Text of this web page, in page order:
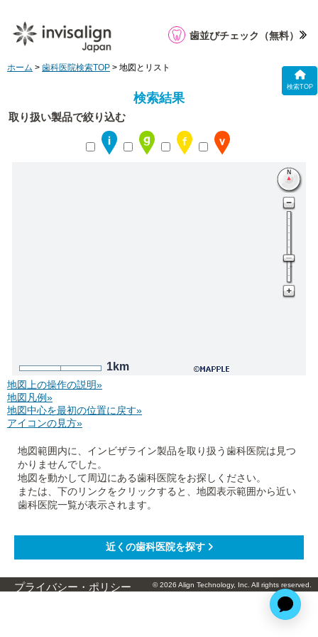
検索TOP
歯並びチェック （無料）
ホーム > 歯科医院検索TOP > 地図とリスト
検索結果
取り扱い製品で絞り込む
1km
地図上の操作の説明»
地図凡例»
地図中心を最初の位置に戻す»
アイコンの見方»
地図範囲内に、インビザライン製品を取り扱う歯科医院は見つ
かりませんでした。
地図を動かして周辺にある歯科医院をお探しください。
または、下のリンクをクリックすると、地図表示範囲から近い
歯科医院一覧が表示されます。
プライバシー・ポリシー © 2026 Align Technology, Inc. All rights reserved.